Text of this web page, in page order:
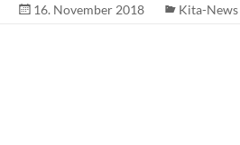
16. November 2018 Kita-News